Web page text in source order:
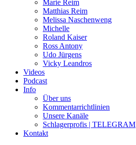
Marie Reim
Matthias Reim
Melissa Naschenweng
Michelle
Roland Kaiser
Ross Antony
Udo Jürgens
Vicky Leandros
Videos
Podcast
Info
Über uns
Kommentarrichtlinien
Unsere Kanäle
Schlagerprofis | TELEGRAM
Kontakt